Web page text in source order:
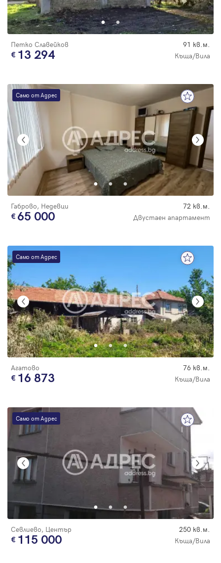
Петко Славейков 91 кв.м.
13 294 Къща/Вила
Само от Адрес
Габрово, Недевци 72 кв.м.
65 000 Двустаен апартамент
Само от Адрес
Агатово 76 кв.м.
16 873 Къща/Вила
Само от Адрес
Севлиево, Център 250 кв.м.
115 000 Къща/Вила
Парола
Забравена парола